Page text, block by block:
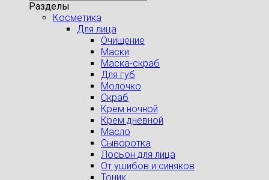
Разделы
Косметика
Для лица
Очищение
Маски
Маска-скраб
Для губ
Молочко
Скраб
Крем ночной
Крем дневной
Масло
Сыворотка
Лосьон для лица
От ушибов и синяков
Тоник